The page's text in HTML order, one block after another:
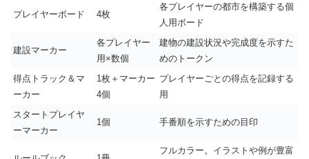
プレイヤーボード 4枚
各プレイヤーの都市を構築する個
人用ボード
建設マーカー
各プレイヤー
用×数個
建物の建設状況や完成度を示すた
めのトークン
得点トラック＆マ
ーカー
1枚＋マーカー
4個
プレイヤーごとの得点を記録する
用
スタートプレイヤ
ーマーカー
1個 手番順を示すための目印
フルカラー。イラストや例が豊富